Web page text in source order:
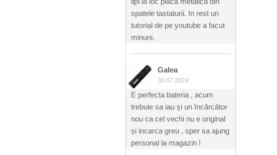
spatele tastaturii. In rest un
tutorial de pe youtube a facut
minuni.
Galea
30.07.2024
E perfecta bateria , acum
trebuie sa iau și un încărcător
nou ca cel vechi nu e original
și incarca greu , sper sa ajung
personal la magazin !